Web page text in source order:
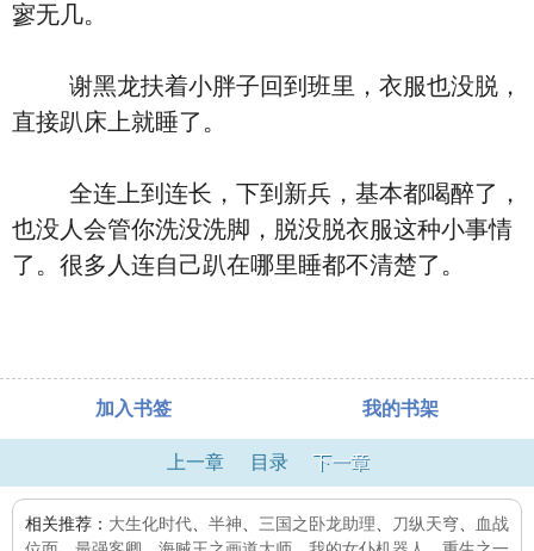
寥无几。
谢黑龙扶着小胖子回到班里，衣服也没脱，
直接趴床上就睡了。
全连上到连长，下到新兵，基本都喝醉了，
也没人会管你洗没洗脚，脱没脱衣服这种小事情
了。很多人连自己趴在哪里睡都不清楚了。
加入书签 我的书架
上一章 目录 下一章
相关推荐： 大生化时代 半神 三国之卧龙助理 刀纵天穹
血战